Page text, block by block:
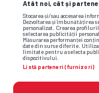
Atât noi, cât și
Stocarea și/sau accesarea
Dezvoltarea și
personalizat. Crearea
selectarea publicității
Măsurarea performanței
date din surse diferite.
limitate pentru a selecta
dispozitivului.
Listă parteneri (furnizori)